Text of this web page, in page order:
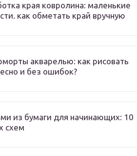
края ковролина: маленькие
как обметать край вручную
акварелью: как рисовать
и без ошибок?
из бумаги для начинающих: 10
схем